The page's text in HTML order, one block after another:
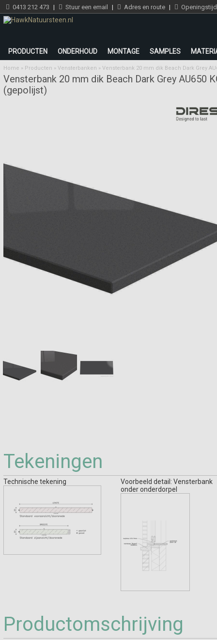
0413 212 473 | Stuur een email | Adres en route |
PRODUCTEN ONDERHOUD MONTAGE SAMPLES
Home » Producten » Vensterbanken » Vensterbank 20 mm dik Beach Dark Grey
Vensterbank 20 mm dik Beach Dark Grey AU650
(gepolijst)
Tekeningen
Technische tekening
Voorbeeld detail: Vensterbank
onder onderdorpel
Productomschrijving